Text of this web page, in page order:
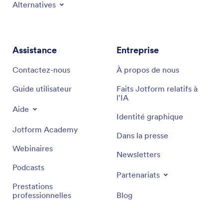
Alternatives
Assistance
Contactez-nous
Guide utilisateur
Aide
Jotform Academy
Webinaires
Podcasts
Prestations
professionnelles
Entreprise
À propos de nous
Faits Jotform relatifs à
l'IA
Identité graphique
Dans la presse
Newsletters
Partenariats
Blog